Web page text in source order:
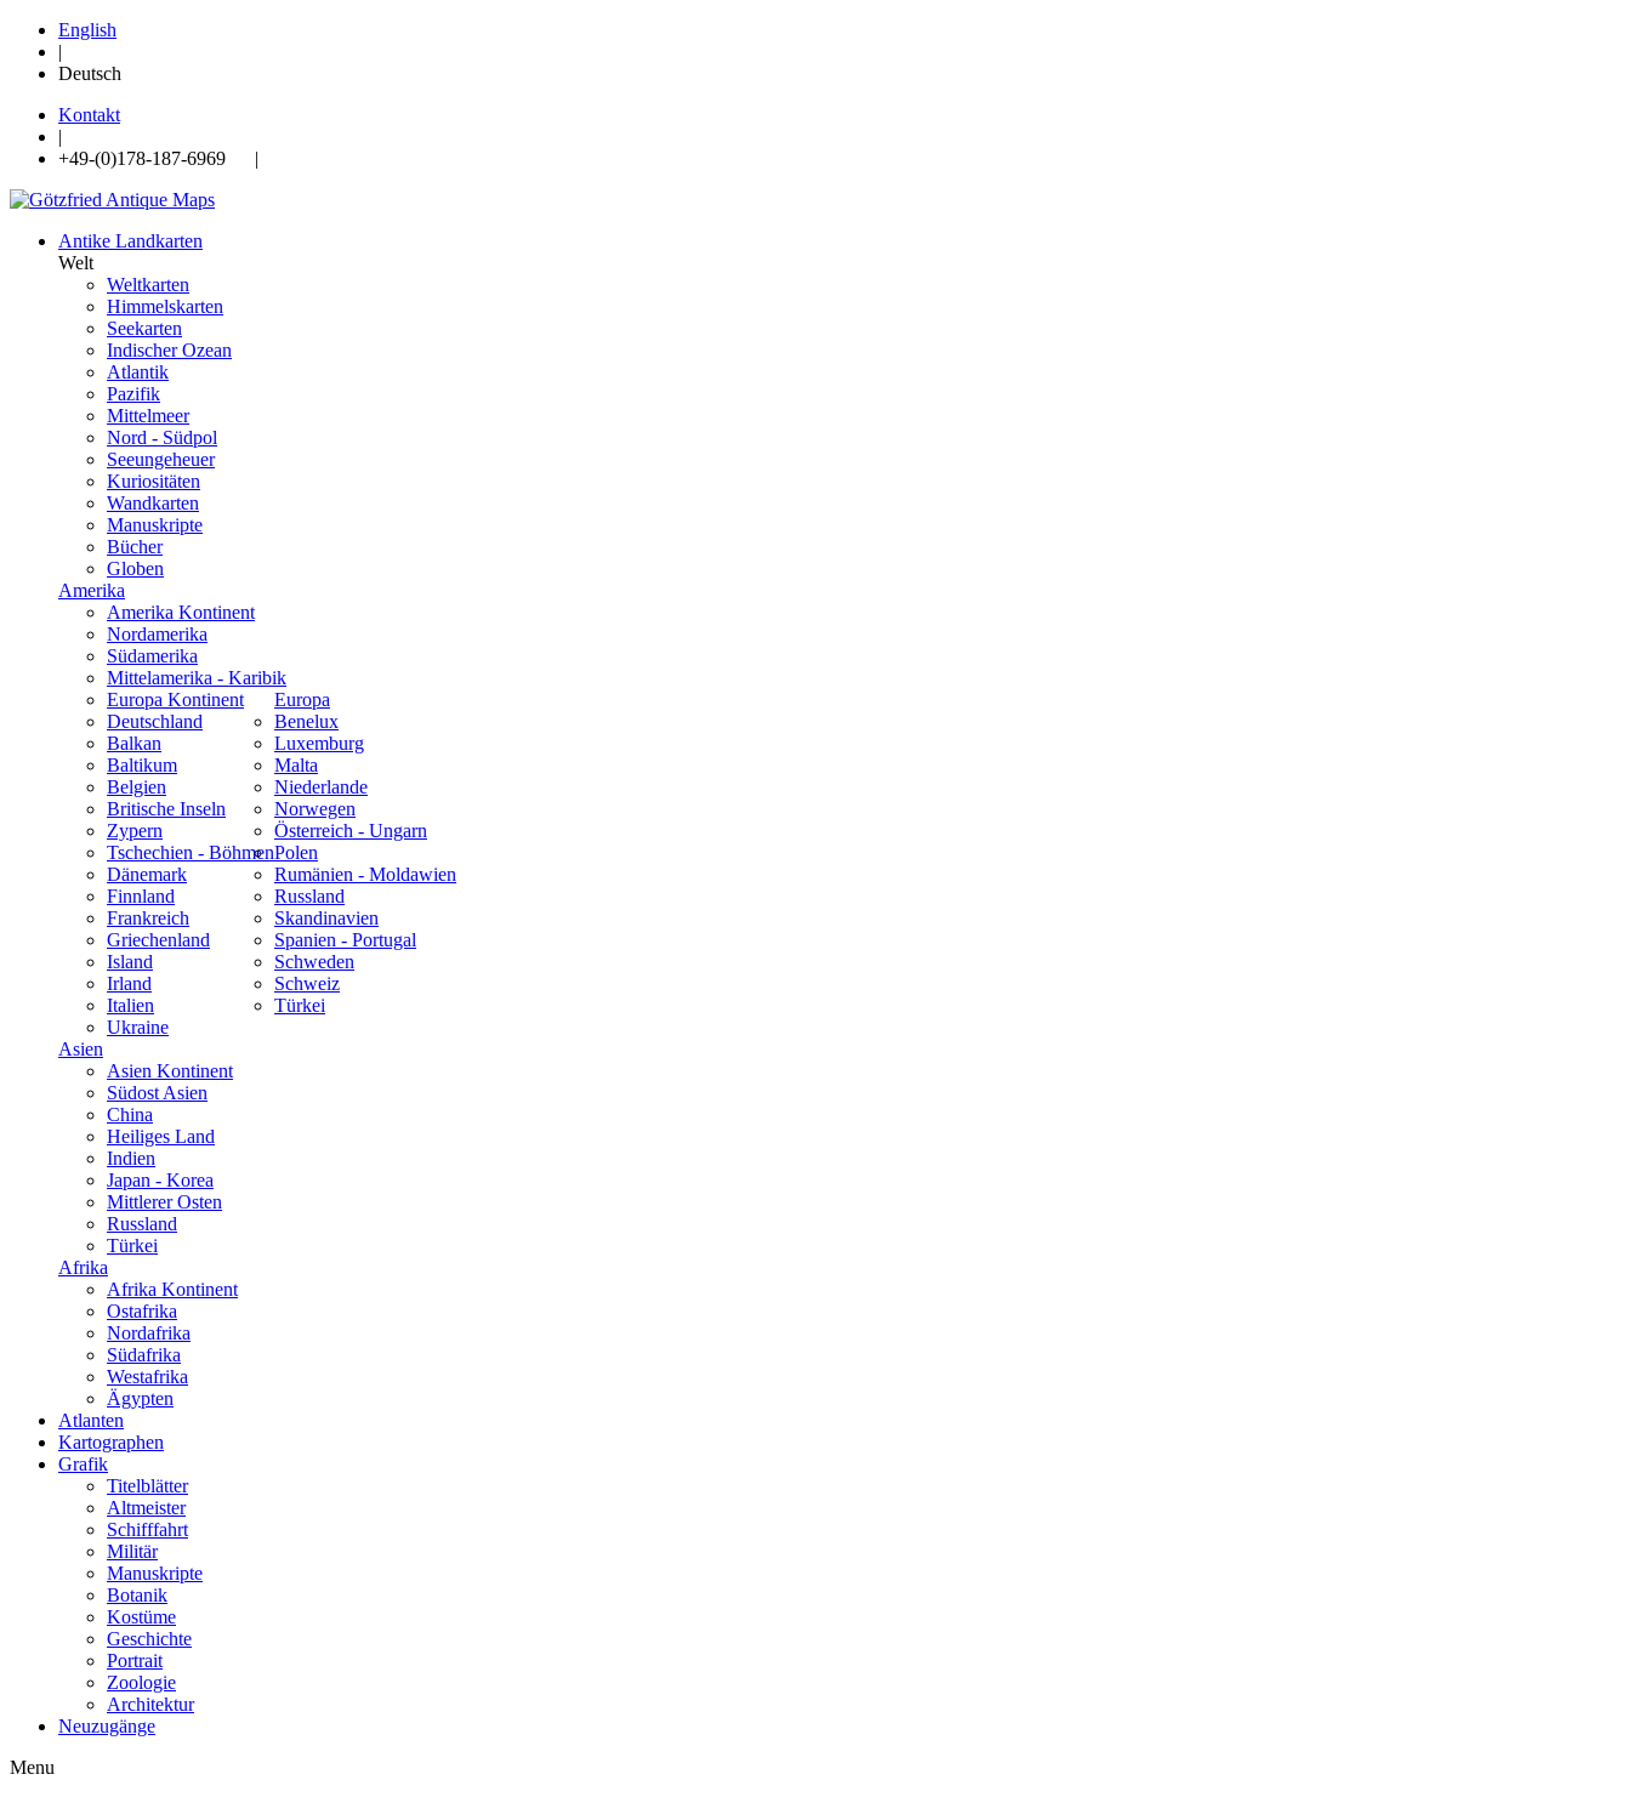
English
|
Deutsch
Kontakt
|
+49-(0)178-187-6969 |
Antike Landkarten
Welt
Weltkarten
Himmelskarten
Seekarten
Indischer Ozean
Atlantik
Pazifik
Mittelmeer
Nord - Südpol
Seeungeheuer
Kuriositäten
Wandkarten
Manuskripte
Bücher
Globen
Amerika
Amerika Kontinent
Nordamerika
Südamerika
Mittelamerika - Karibik
Europa
Europa Kontinent
Deutschland
Balkan
Baltikum
Belgien
Britische Inseln
Zypern
Tschechien - Böhmen
Dänemark
Finnland
Frankreich
Griechenland
Island
Irland
Italien
Benelux
Luxemburg
Malta
Niederlande
Norwegen
Österreich - Ungarn
Polen
Rumänien - Moldawien
Russland
Skandinavien
Spanien - Portugal
Schweden
Schweiz
Türkei
Ukraine
Asien
Asien Kontinent
Südost Asien
China
Heiliges Land
Indien
Japan - Korea
Mittlerer Osten
Russland
Türkei
Afrika
Afrika Kontinent
Ostafrika
Nordafrika
Südafrika
Westafrika
Ägypten
Atlanten
Kartographen
Grafik
Titelblätter
Altmeister
Schifffahrt
Militär
Manuskripte
Botanik
Kostüme
Geschichte
Portrait
Zoologie
Architektur
Neuzugänge
Menu